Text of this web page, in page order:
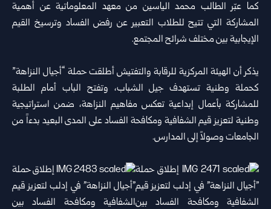
كما عبّر الطالب محمد الياسين من معهد المعلوماتية عن أهمية
المشاركة التي تتيح للطلاب التعبير عن رفض الفساد وترسيخ القيم
الإيجابية بين مختلف شرائح المجتمع.
يذكر أن الهيئة المركزية للرقابة والتفتيش أطلقت حملة “أجيال النزاهة”
كحملة وطنية تستهدف جيل الشباب، وتفتح الباب أمام الطلبة
للمشاركة بأعمال إبداعية تعكس مفاهيم النزاهة، ضمن استراتيجية
وطنية لتعزيز قيم الشفافية ومكافحة الفساد على المدى البعيد بدءاً من
الجامعات وصولاً إلى المدارس.